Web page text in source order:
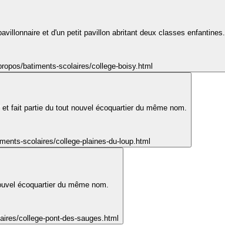
et d'un petit pavillon abritant deux classes enfantines.
batiments-scolaires/college-boisy.html
fait partie du tout nouvel écoquartier du même nom.
scolaires/college-plaines-du-loup.html
écoquartier du même nom.
college-pont-des-sauges.html